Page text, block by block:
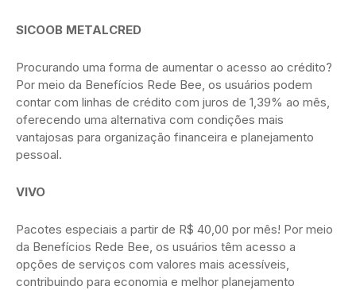
SICOOB METALCRED
Procurando uma forma de aumentar o acesso ao crédito?
Por meio da Benefícios Rede Bee, os usuários podem
contar com linhas de crédito com juros de 1,39% ao mês,
oferecendo uma alternativa com condições mais
vantajosas para organização financeira e planejamento
pessoal.
VIVO
Pacotes especiais a partir de R$ 40,00 por mês! Por meio
da Benefícios Rede Bee, os usuários têm acesso a
opções de serviços com valores mais acessíveis,
contribuindo para economia e melhor planejamento